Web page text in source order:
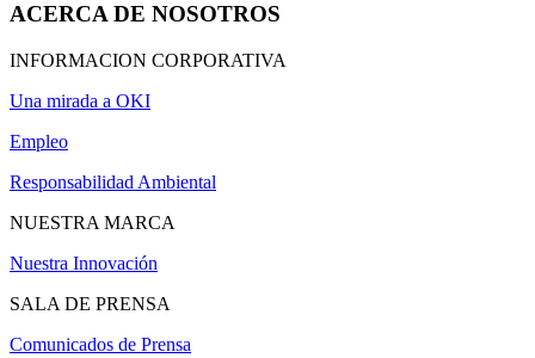
ACERCA DE NOSOTROS
INFORMACION CORPORATIVA
Una mirada a OKI
Empleo
Responsabilidad Ambiental
NUESTRA MARCA
Nuestra Innovación
SALA DE PRENSA
Comunicados de Prensa